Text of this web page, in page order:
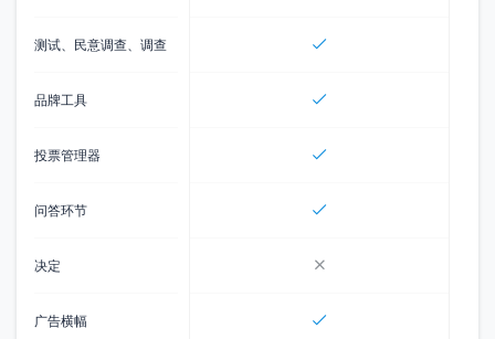
测试、民意调查、调查
品牌工具
投票管理器
问答环节
决定
广告横幅